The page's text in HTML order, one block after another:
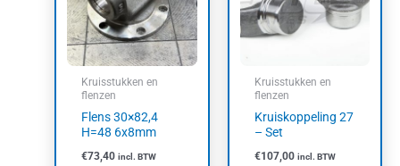
Kruisstukken en
flenzen
Flens 30×82,4
H=48 6x8mm
€73,40 incl. BTW
Kruisstukken en
flenzen
Kruiskoppeling 27
– Set
€107,00 incl. BTW